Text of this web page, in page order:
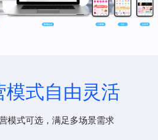
式自由灵活
模式可选，满足多场景需求